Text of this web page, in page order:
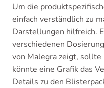
Um die
einfach verständlich zu
Darstellungen hilfreich.
verschiedenen
von Malegra zeigt, sollte
könnte eine Grafik das
Details zu den